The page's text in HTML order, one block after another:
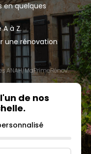
en quelques
à Z.
une rénovation
ANAH/MaPrimeRénov'.
de nos
.